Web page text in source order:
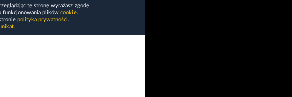
tę stronę wyrażasz zgodę
funkcjonowania plików cookie.
polityka prywatności.